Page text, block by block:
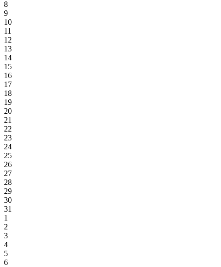
8
9
10
11
12
13
14
15
16
17
18
19
20
21
22
23
24
25
26
27
28
29
30
31
1
2
3
4
5
6